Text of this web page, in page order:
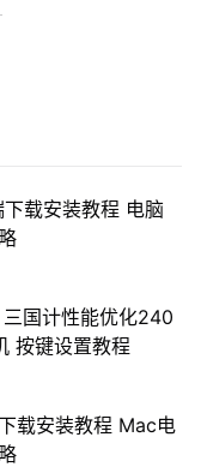
载安装教程 电脑
国计性能优化240
按键设置教程
载安装教程 Mac电